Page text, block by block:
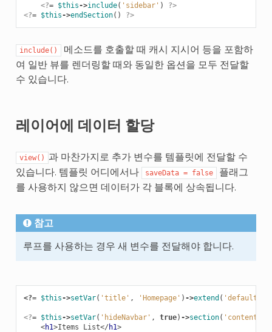
<?= $this->include( 'sidebar' )
?>
<?= $this->endSection() ?>
include()
메소드를 호출할 때 캐시 지시어 등을 포함하
여 일반 뷰를 렌더링할 때와 동일한 옵션을 모두 전달할
수 있습니다.
레이어에 데이터 할당
view()
과 마찬가지로 추가 변수를 템플릿에 전달할 수
있습니다. 템플릿 어디에서나
saveData = false
플래그
를 사용하지 않으면 데이터가 각 블록에 상속됩니다.
참고
루프를 사용하는 경우 새 변수를 전달해야 합니다.
<?= $this->setVar( 'title' , 'Homepage' ) ->extend ( 'default'
<?= $this->setVar( 'hideNavbar' , true) ->section( 'content'
<h1>Items List</ h1>